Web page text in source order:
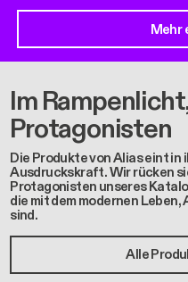
Mehr
Im
Protagonisten
Die Produkte von Alias eint
Ausdruckskraft. Wir rücken
Protagonisten unseres
die mit dem modernen
sind.
Alle